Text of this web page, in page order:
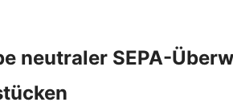
neutraler SEPA-